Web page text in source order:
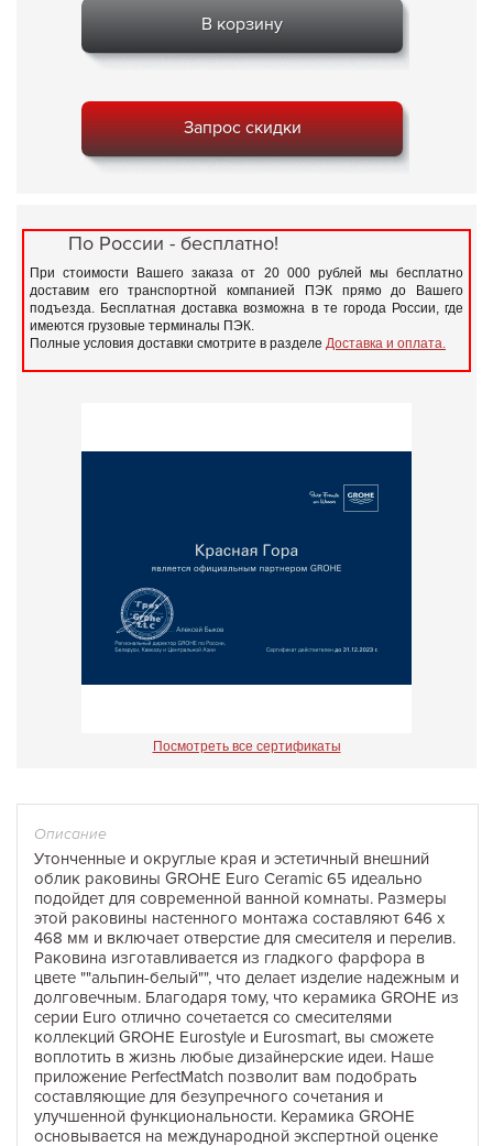
В корзину
Запрос скидки
По России - бесплатно!
При стоимости Вашего заказа от 20 000 рублей мы бесплатно
доставим его транспортной компанией ПЭК прямо до Вашего
подъезда. Бесплатная доставка возможна в те города России, где
имеются грузовые терминалы ПЭК.
Полные условия доставки смотрите в разделе Доставка и оплата.
Посмотреть все сертификаты
Описание
Утонченные и округлые края и эстетичный внешний
облик раковины GROHE Euro Ceramic 65 идеально
подойдет для современной ванной комнаты. Размеры
этой раковины настенного монтажа составляют 646 х
468 мм и включает отверстие для смесителя и перелив.
Раковина изготавливается из гладкого фарфора в
цвете ""альпин-белый"", что делает изделие надежным и
долговечным. Благодаря тому, что керамика GROHE из
серии Euro отлично сочетается со смесителями
коллекций GROHE Eurostyle и Eurosmart, вы сможете
воплотить в жизнь любые дизайнерские идеи. Наше
приложение PerfectMatch позволит вам подобрать
составляющие для безупречного сочетания и
улучшенной функциональности. Керамика GROHE
основывается на международной экспертной оценке